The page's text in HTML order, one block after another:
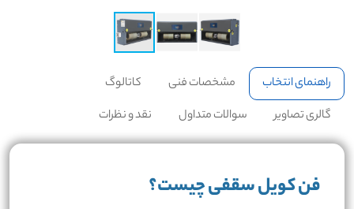
راهنمای انتخاب مشخصات فنی
کاتالوگ
گالری تصاویر
سوالات متداول نقد و نظرات
فن کویل سقفی چیست؟